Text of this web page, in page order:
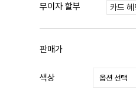
무이자 할부 카드
판매가
색상